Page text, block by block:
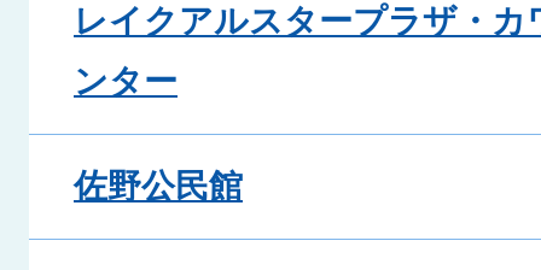
レイクアルスタープラザ・カ
ンター
佐野公民館